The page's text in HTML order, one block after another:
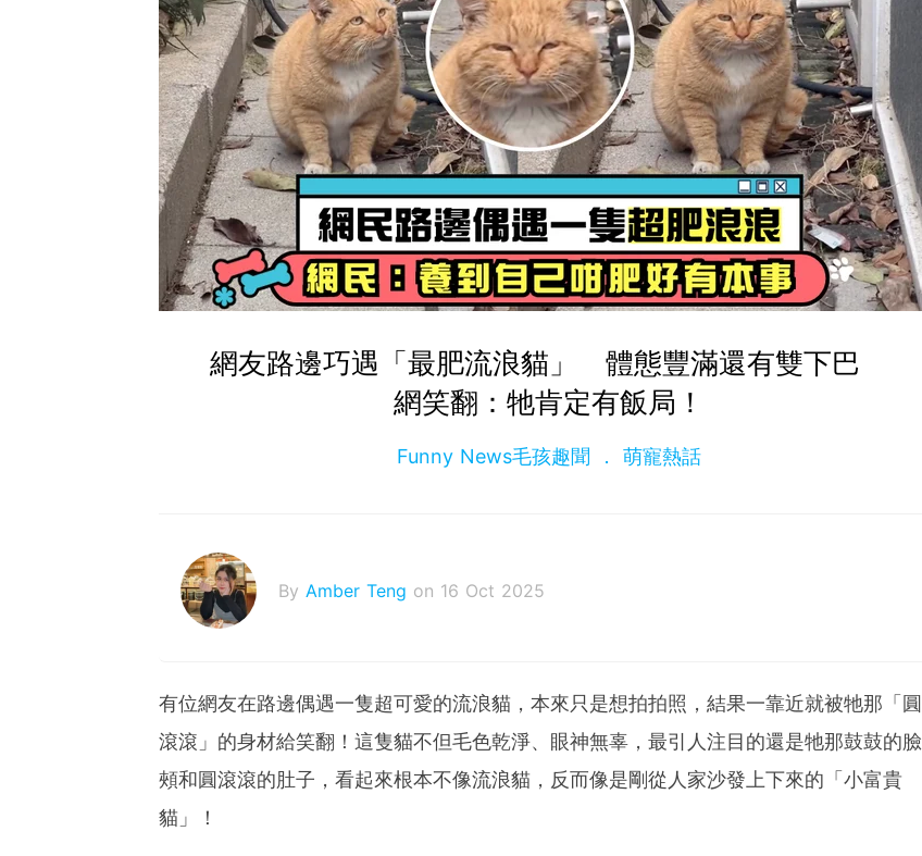
網友路邊巧遇「最肥流浪貓」 體態豐滿還有雙下巴
網笑翻：牠肯定有飯局！
Funny News毛孩趣聞 萌寵熱話
By Amber Teng on 16 Oct 2025
有位網友在路邊偶遇一隻超可愛的流浪貓，本來只是想拍拍照，結果一靠近就被牠那「圓
滾滾」的身材給笑翻！這隻貓不但毛色乾淨、眼神無辜，最引人注目的還是牠那鼓鼓的臉
頰和圓滾滾的肚子，看起來根本不像流浪貓，反而像是剛從人家沙發上下來的「小富貴
貓」！